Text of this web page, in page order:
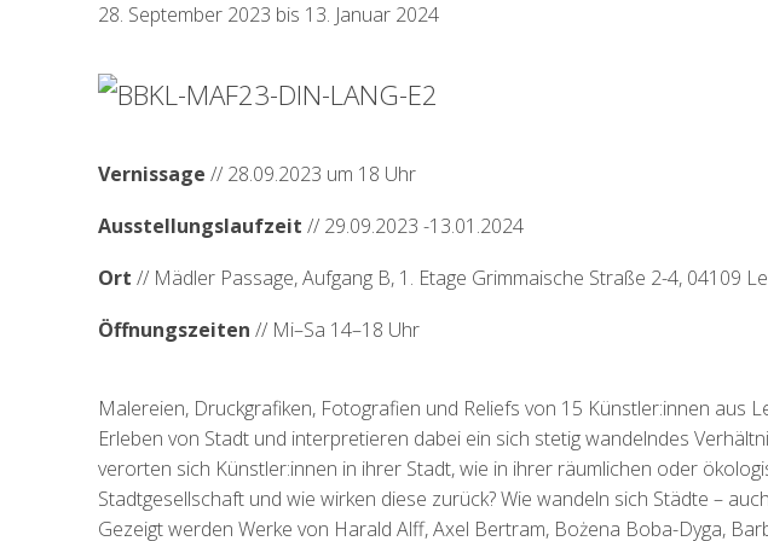
28. September 2023 bis 13. Januar 2024
Vernissage // 28.09.2023 um 18 Uhr
Ausstellungslaufzeit // 29.09.2023 -13.01.2024
Ort // Mädler Passage, Aufgang B, 1. Etage Grimmaische Straße 2-4, 04109
Öffnungszeiten // Mi–Sa 14–18 Uhr
Malereien, Druckgrafiken, Fotografien und Reliefs von 15 Künstler:innen aus
Erleben von Stadt und interpretieren dabei ein sich stetig wandelndes
verorten sich Künstler:innen in ihrer Stadt, wie in ihrer räumlichen oder
Stadtgesellschaft und wie wirken diese zurück? Wie wandeln sich Städte –
Gezeigt werden Werke von Harald Alff, Axel Bertram, Bożena Boba-Dyga,